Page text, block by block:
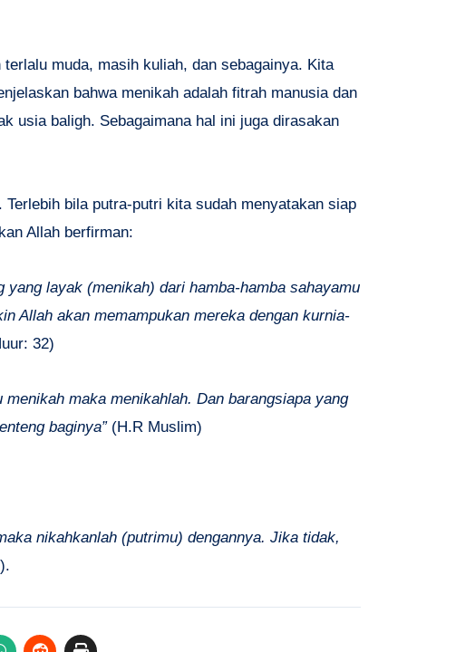
muda, masih kuliah, dan sebagainya. Kita
bahwa menikah adalah fitrah manusia dan
usia baligh. Sebagaimana hal ini juga dirasakan
bila putra-putri kita sudah menyatakan siap
Allah berfirman:
yang layak (menikah) dari hamba-hamba sahayamu
Allah akan memampukan mereka dengan kurnia-
32)
maka menikahlah. Dan barangsiapa yang
baginya”(H.R Muslim)
nikahkanlah (putrimu) dengannya. Jika tidak,